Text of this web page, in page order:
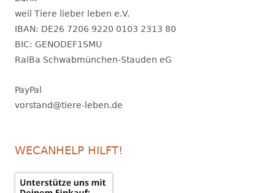
weil Tiere lieber leben e.V.
IBAN: DE26 7206 9220 0103 2313 80
BIC: GENODEF1SMU
RaiBa Schwabmünchen-Stauden eG
PayPal
vorstand@tiere-leben.de
WECANHELP HILFT!